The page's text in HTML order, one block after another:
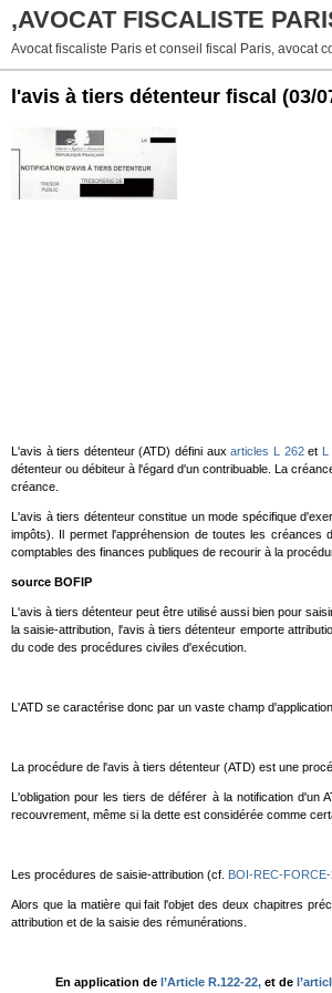
,AVOCAT FISCALISTE
Avocat fiscaliste Paris et conseil fiscal Paris, avocat
l'avis à tiers détenteur fiscal (03/
L'avis à tiers détenteur (ATD) défini auxarticles L 262et L
détenteur ou débiteur à l'égard d'un contribuable. La
créance.
L'avis à tiers détenteur constitue un mode spécifique
impôts). Il permet l'appréhension de toutes les
comptables des finances publiques de recourir à la
source BOFIP
L'avis à tiers détenteur peut être utilisé aussi bien pour
la saisie-attribution, l'avis à tiers détenteur emporte
du code des procédures civiles d'exécution.
L'ATD se caractérise donc par un vaste champ
La procédure de l'avis à tiers détenteur (ATD) est une
L'obligation pour les tiers de déférer à la notification
recouvrement, même si la dette est considérée comme
Les procédures de saisie-attribution (cf. BOI-REC-
Alors que la matière qui fait l'objet des deux chapitres
attribution et de la saisie des rémunérations.
En application de l’Article R.122-22, et de